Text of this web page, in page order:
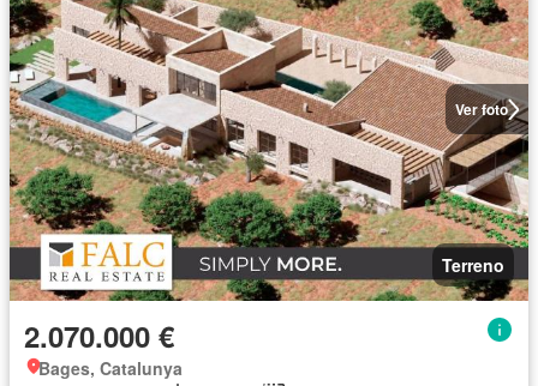
Ver foto
Terreno
2.070.000 €
Bages, Catalunya